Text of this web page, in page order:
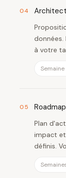
04
à votre
Semaine
05
Plan
impact
définis.